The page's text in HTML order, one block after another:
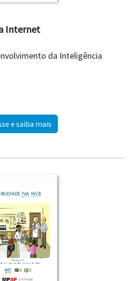
Internet
da Inteligência
e saiba mais